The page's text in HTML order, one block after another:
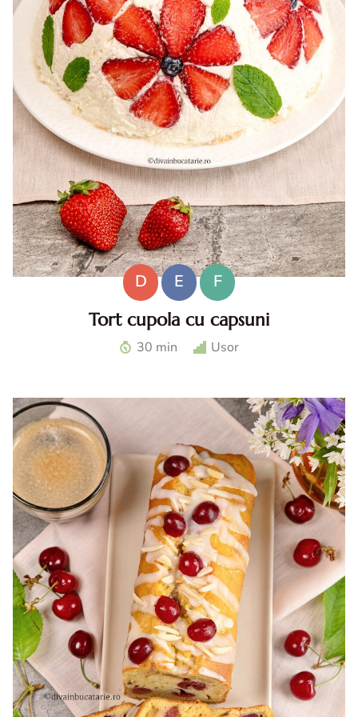
D E
F
Tort cupola cu capsuni
Tort cupola cu capsuni. Tort fara coacere cu capsuni. Tort
cu mascarpone si capsuni. Reteta tort cupola. Tort cu
30 min Usor